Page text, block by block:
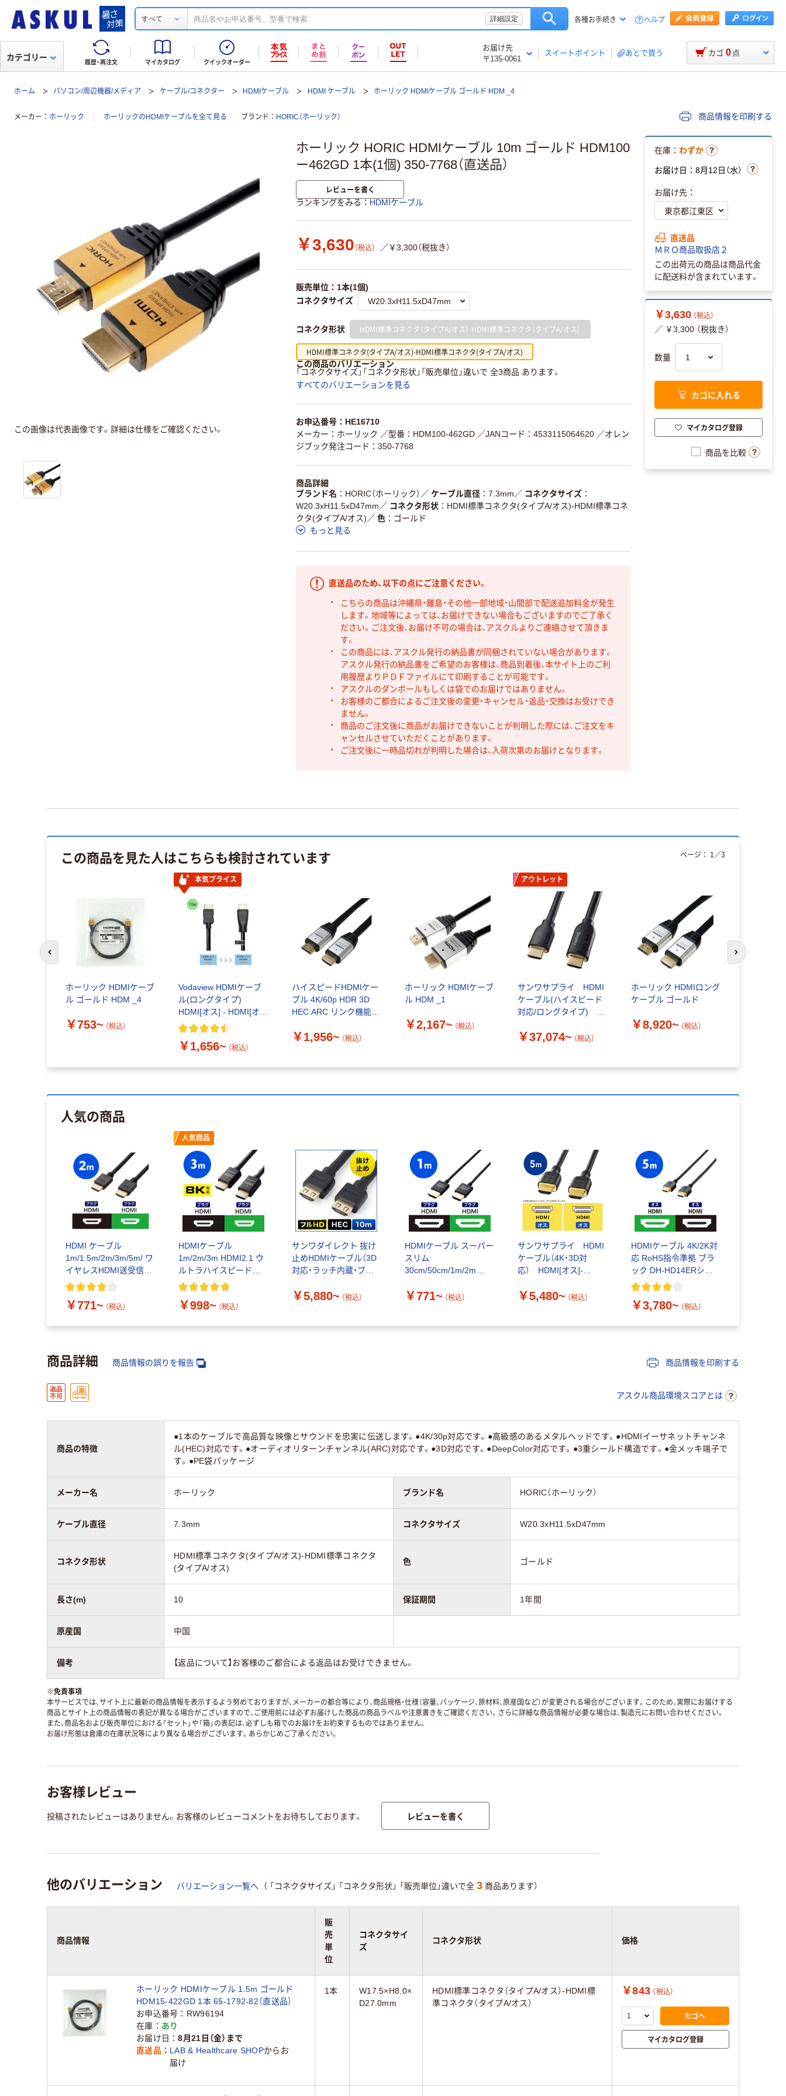
すべて 詳細設定 各種お手続き ヘルプ
履歴・再注文 マイカタログ クイックオーダー
お届け先
〒135-0061
スイートポイント あとで買う
カテゴリー カゴ 0 点
ホーム パソコン/周辺機器/メディア ケーブル/コネクター HDMIケーブル HDMI ケーブル ホーリック HDMIケーブル ゴールド HDM _4
メーカー ホーリック ホーリックのHDMIケーブルを全て見る ブランド HORIC（ホーリック） 商品情報を印刷する
ホーリック HORIC HDMIケーブル 10m ゴールド HDM100
ー462GD 1本(1個) 350-7768（直送品）
レビューを書く
ランキングをみる HDMIケーブル
￥3,630 （税込） ／￥3,300（税抜き）
販売単位：1本(1個)
コネクタサイズ
コネクタ形状 HDMI標準コネクタ（タイプA/オス）-HDMI標準コネクタ（タイプA/オス）
HDMI標準コネクタ(タイプA/オス)-HDMI標準コネクタ(タイプA/オス)
この商品のバリエーション
「コネクタサイズ」「コネクタ形状」「販売単位」違いで 全3商品 あります。
すべてのバリエーションを見る
お申込番号：HE16710
メーカー：ホーリック ／型番：HDM100-462GD ／JANコード：4533115064620 ／オレン
ジブック発注コード：350-7768
商品詳細
ブランド名
HORIC（ホーリック） ／ ケーブル直径 7.3mm ／ コネクタサイズ
W20.3xH11.5xD47mm ／ コネクタ形状
HDMI標準コネクタ(タイプA/オス)-HDMI標準コネ
クタ(タイプA/オス) ／ 色
ゴールド
もっと見る
直送品のため、以下の点にご注意ください。
こちらの商品は沖縄県・離島・その他一部地域・山間部で配送追加料金が発生
します。地域等によっては、お届けできない場合もございますのでご了承く
ださい。ご注文後、お届け不可の場合は、アスクルよりご連絡させて頂きま
す。
この商品には、アスクル発行の納品書が同梱されていない場合があります。
アスクル発行の納品書をご希望のお客様は、商品到着後、本サイト上のご利
用履歴よりＰＤＦファイルにて印刷することが可能です。
アスクルのダンボールもしくは袋でのお届けではありません。
お客様のご都合によるご注文後の変更・キャンセル・返品・交換はお受けでき
ません。
商品のご注文後に商品がお届けできないことが判明した際には、ご注文をキ
ャンセルさせていただくことがあります。
ご注文後に一時品切れが判明した場合は、入荷次第のお届けとなります。
この画像は代表画像です。詳細は仕様をご確認ください。
在庫： わずか
お届け日：8月12日（水）
お届け先：
直送品
ＭＲＯ商品取扱店２
この出荷元の商品は商品代金
に配送料が含まれています。
￥3,630 （税込）
／ ￥3,300 （税抜き）
数量
カゴに入れる
マイカタログ登録
商品を比較
この商品を見た人はこちらも検討されています
ホーリック HDMIケーブ
ル ゴールド HDM _4
￥753~ （税込）
本気プライス
Vodaview HDMIケーブ
ル(ロングタイプ)
HDMI[オス] - HDMI[オ
ス] ブラック
￥1,656~ （税込）
ハイスピードHDMIケー
ブル 4K/60p HDR 3D
HEC ARC リンク機能
￥1,956~ （税込）
ホーリック HDMIケーブ
ル HDM _1
￥2,167~ （税込）
アウトレット
サンワサプライ HDMI
ケーブル(ハイスピード
対応/ロングタイプ)
￥37,074~ （税込）
ホーリック HDMIロング
ケーブル ゴールド
￥8,920~ （税込）
ページ： 1 ／3
前のスライドへ 次のスライド
人気の商品
HDMI ケーブル
1m/1.5m/2m/3m/5m/ ワ
イヤレスHDMI送受信機
ハイスピード エレコム
￥771~ （税込）
人気商品
HDMIケーブル
1m/2m/3m HDMI2.1 ウ
ルトラハイスピード
8K/60Hz エレコム
￥998~ （税込）
サンワダイレクト 抜け
止めHDMIケーブル（3D
対応・ラッチ内蔵・ブラ
￥5,880~ （税込）
HDMIケーブル スーパー
スリム
30cm/50cm/1m/2m
エレコム
￥771~ （税込）
サンワサプライ HDMI
ケーブル（4K・3D対
応） HDMI[オス]-
HD20-50HK
￥5,480~ （税込）
HDMIケーブル 4K/2K対
応 RoHS指令準拠 ブラ
ック DH-HD14ERシリ
ーズ エレコム
￥3,780~ （税込）
商品詳細 商品情報の誤りを報告 商品情報を印刷する
アスクル商品環境スコアとは
商品の特徴
●1本のケーブルで高品質な映像とサウンドを忠実に伝送します。●4K/30p対応です。●高級感のあるメタルヘッドです。●HDMIイーサネットチャンネ
ル(HEC)対応です。●オーディオリターンチャンネル(ARC)対応です。●3D対応です。●DeepColor対応です。●3重シールド構造です。●金メッキ端子で
す。●PE袋パッケージ
メーカー名 ホーリック ブランド名 HORIC（ホーリック）
ケーブル直径 7.3mm コネクタサイズ W20.3xH11.5xD47mm
コネクタ形状
HDMI標準コネクタ(タイプA/オス)-HDMI標準コネクタ
(タイプA/オス)
色 ゴールド
長さ(m) 10 保証期間 1年間
原産国 中国
備考 【返品について】お客様のご都合による返品はお受けできません。
※免責事項
本サービスでは、サイト上に最新の商品情報を表示するよう努めておりますが、メーカーの都合等により、商品規格・仕様（容量、パッケージ、原材料、原産国など）が変更される場合がございます。このため、実際にお届けする
商品とサイト上の商品情報の表記が異なる場合がございますので、ご使用前には必ずお届けした商品の商品ラベルや注意書きをご確認ください。さらに詳細な商品情報が必要な場合は、製造元にお問い合わせください。
また、商品名および販売単位における「セット」や「箱」の表記は、必ずしも箱でのお届けをお約束するものではありません。
お届け形態は倉庫の在庫状況等により異なる場合がございます。あらかじめご了承ください。
お客様レビュー
投稿されたレビューはありません。お客様のレビューコメントをお待ちしております。 レビューを書く
他のバリエーション バリエーション一覧へ （ 「コネクタサイズ」 「コネクタ形状」 「販売単位」違いで全 3 商品あります）
商品情報
販
売
単
位
コネクタサイ
ズ
コネクタ形状 価格
ホーリック HDMIケーブル 1.5m ゴールド
HDM15-422GD 1本 65-1792-82（直送品）
お申込番号
RW96194
在庫
あり
お届け日
8月21日（金）まで
直送品
LAB & Healthcare SHOPからお
届け
1本
W17.5×H8.0×
D27.0mm
HDMI標準コネクタ（タイプA/オス）-HDMI標
準コネクタ（タイプA/オス）
￥843 （税込）
カゴへ
マイカタログ登録